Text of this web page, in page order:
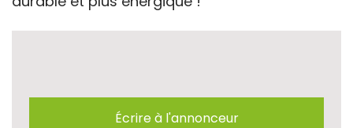
Écrire à l'annonceur